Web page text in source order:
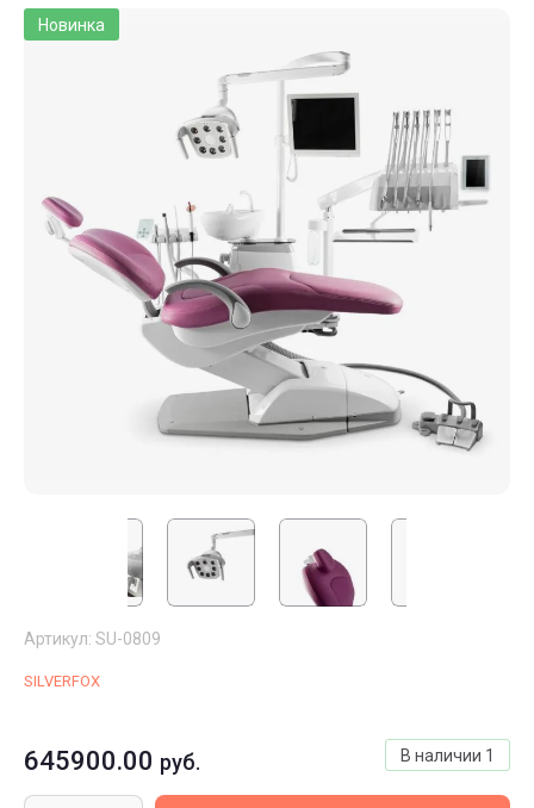
Новинка
Артикул: SU-0809
SILVERFOX
В наличии 1
645900.00 руб.